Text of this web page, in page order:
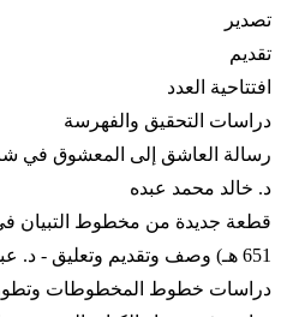
تصدير
تقديم
افتتاحية العدد
دراسات التحقيق والفهرسة
رسالة العاشق إلى المعشوق في
د. خالد محمد عبده
قطعة جديدة من مخطوط التبيان
651 هـ) وصف وتقديم وتعليق - د. عبد الجليل شوقي
دراسات خطوط المخطوطات